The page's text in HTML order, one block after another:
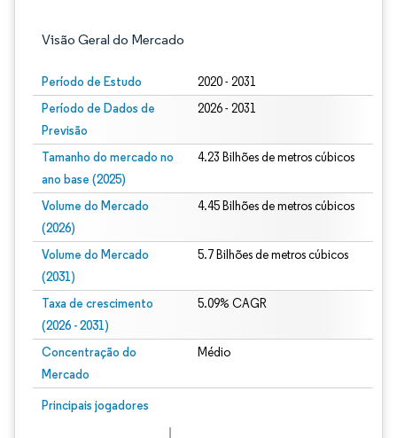
Visão Geral do Mercado
Período de Estudo 2020 - 2031
Período de Dados de
Previsão
2026 - 2031
Tamanho do mercado no
ano base (2025)
4.23 Bilhões de metros cúbicos
Volume do Mercado
(2026)
4.45 Bilhões de metros cúbicos
Volume do Mercado
(2031)
5.7 Bilhões de metros cúbicos
Taxa de crescimento
(2026 - 2031)
5.09% CAGR
Concentração do
Mercado
Médio
Principais jogadores
Imagem © Mordor Intelligence. O reuso requer atribuição conforme CC BY 4.0.